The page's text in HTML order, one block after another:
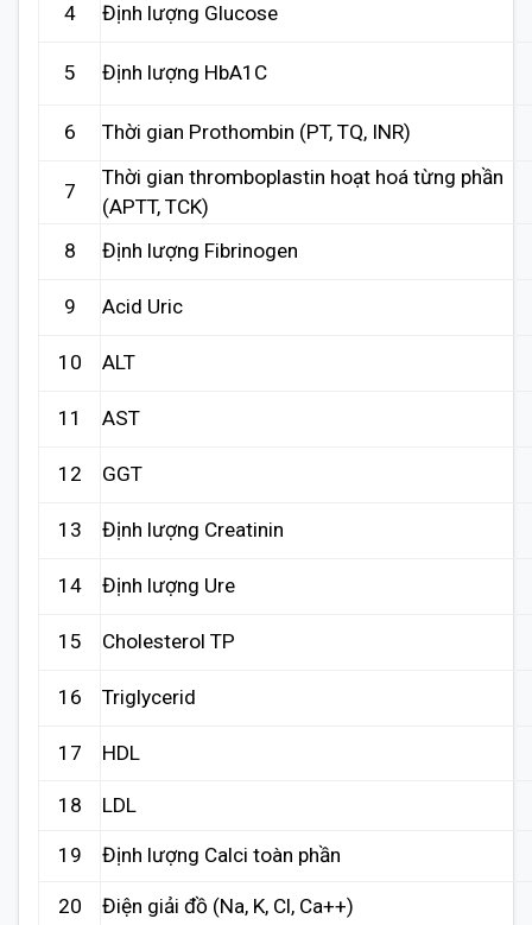
4 Định lượng Glucose
5 Định lượng HbA1C
6 Thời gian Prothombin (PT, TQ, INR)
7
Thời gian thromboplastin hoạt hoá từng phần
(APTT, TCK)
8
Định lượng Fibrinogen
9 Acid Uric
10 ALT
11 AST
12 GGT
13 Định lượng Creatinin
14 Định lượng Ure
15 Cholesterol TP
16 Triglycerid
17 HDL
18 LDL
19 Định lượng Calci toàn phần
20 Điện giải đồ (Na, K, Cl, Ca++)